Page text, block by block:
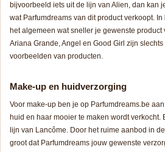
bijvoorbeeld iets uit de lijn van Alien, dan kan
wat Parfumdreams van dit product verkoopt.
het algemeen wat sneller je gewenste product
Ariana Grande, Angel en Good Girl zijn
voorbeelden van producten.
Make-up en huidverzorging
Voor make-up ben je op Parfumdreams.be
huid en haar mooier te maken wordt verkocht.
lijn van Lancôme. Door het ruime aanbod in
groot dat Parfumdreams jouw gewenste